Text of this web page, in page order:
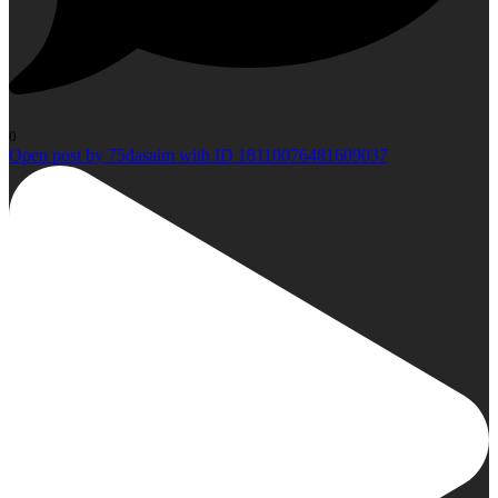
0
Open post by 75dasaim with ID 18110076481609037